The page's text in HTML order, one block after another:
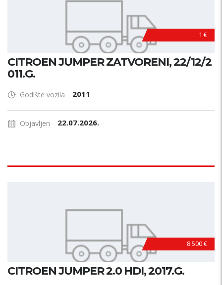
1 €
CITROEN JUMPER ZATVORENI, 22/12/2
011.G.
Godište vozila 2011
Objavljen 22.07.2026.
8.500 €
CITROEN JUMPER 2.0 HDI, 2017.G.